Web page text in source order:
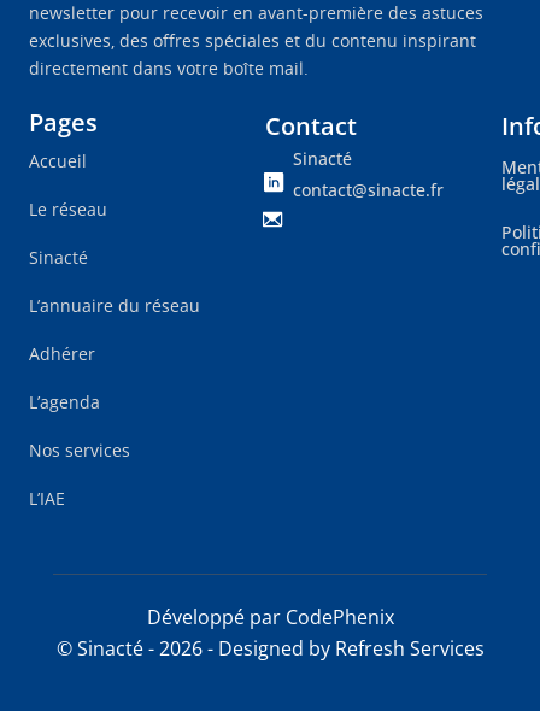
newsletter pour recevoir en avant-première des astuces
exclusives, des offres spéciales et du contenu inspirant
directement dans votre boîte mail.
Pages
Accueil
Le réseau
Sinacté
L’annuaire du réseau
Adhérer
L’agenda
Nos services
L’IAE
Contact
Sinacté
contact@sinacte.fr
Développé par CodePhenix
© Sinacté - 2026 - Designed by Refresh Services